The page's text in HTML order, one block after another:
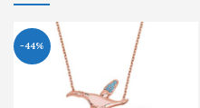
-44%